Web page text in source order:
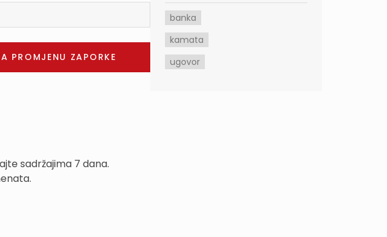
sadržajima 7 dana.
banka
kamata
ugovor